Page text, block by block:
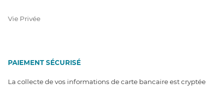
Vie Privée
PAIEMENT SÉCURISÉ
La collecte de vos informations de carte bancaire est cryptée